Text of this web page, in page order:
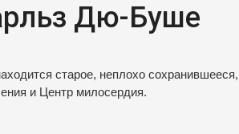
Дю-Буше
старое, неплохо
и Центр милосердия.